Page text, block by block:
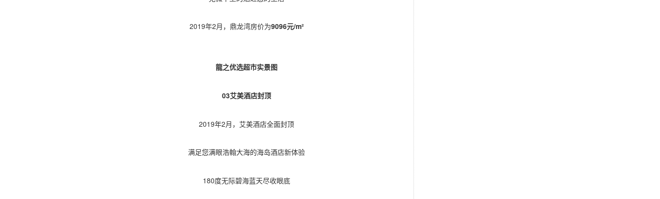
2019年2月，鼎龙湾房价为9096元/m²
龍之优选超市实景图
03艾美酒店封顶
2019年2月，艾美酒店全面封顶
满足您满眼浩翰大海的海岛酒店新体验
180度无际碧海蓝天尽收眼底